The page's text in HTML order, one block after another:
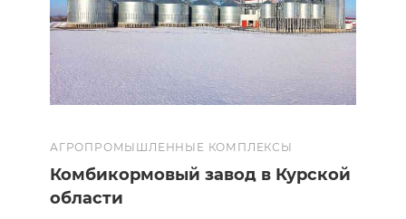
АГРОПРОМЫШЛЕННЫЕ КОМПЛЕКСЫ
Комбикормовый завод в Курской
области